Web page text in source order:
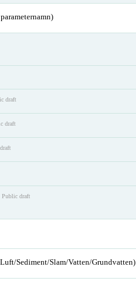
draft
draft
Public draft
Sediment/Slam/Vatten/Grundvatten)